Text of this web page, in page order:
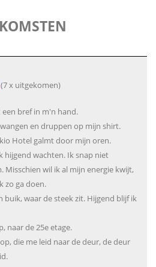
(7 x uitgekomen)
bref in m'n hand.
en druppen op mijn shirt.
Hotel galmt door mijn oren.
hijgend wachten. Ik snap niet
Misschien wil ik al mijn energie kwijt,
zo ga doen.
waar de steek zit. Hijgend blijf ik
naar de 25e etage.
die me leid naar de deur, de deur